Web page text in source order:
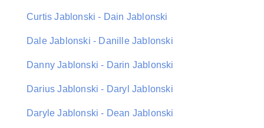
Curtis Jablonski - Dain Jablonski
Dale Jablonski - Danille Jablonski
Danny Jablonski - Darin Jablonski
Darius Jablonski - Daryl Jablonski
Daryle Jablonski - Dean Jablonski